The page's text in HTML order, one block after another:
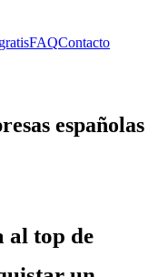
FAQContacto
españolas
al top de